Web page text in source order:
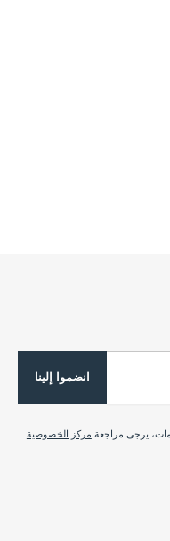
انضموا إلينا
يرجى مراجعة مركز الخصوصية